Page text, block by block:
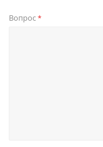
Вопрос*